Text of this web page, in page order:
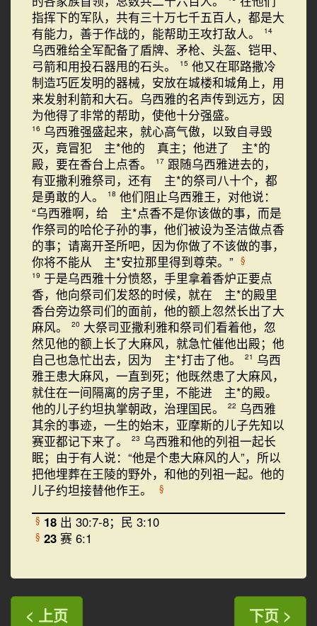
指挥下的军队，共有三十万七千五百人，都是大
有能力，善于作战的，能帮助王攻打敌人。
14
乌西雅给全军配备了盾牌、矛枪、头盔、铠甲、
弓箭和用投石器甩的石头。
15 他又在耶路撒冷
制造巧匠发明的器械，安放在城楼和城角上，用
来发射利箭和大石。乌西雅的名声传到远方，因
为他得了非常的帮助，使他十分强盛。
16 乌西雅强盛起来，就心高气傲，以致自寻毁
灭，竟冒犯 主*他的 真主；他进了 主*的
殿，要在香台上点香。
17 跟随乌西雅进去的，
有亚撒利雅祭司，还有 主*的祭司八十个，都
是勇敢的人。
18 他们阻止乌西雅王，对他说：
“乌西雅啊，给 主*点香不是你该做的事，而是
作祭司的哈伦子孙的事，他们被设为圣洁做点香
的事；请离开圣所吧，因为你做了不该做的事，
你将不能从 主*安拉那里得到尊荣。”
§
19 于是乌西雅十分愤怒，手里拿着香炉正要点
香，他向祭司们发怒的时候，就在 主*的殿里
香台旁边祭司们的面前，他的额上忽然长出了大
麻风。
20 大祭司亚撒利雅和祭司们看着他，忽
然见他的额上长了大麻风，就急忙催他出殿；他
自己也急忙出去，因为 主*打击了他。
21 乌西
雅王患大麻风，一直到死；他既然患了大麻风，
就住在一间隔离的房子里，不能进 主*的殿。
他的儿子约坦执掌朝政，治理国民。
22 乌西雅
其余的事迹，一生的始末，亚摩斯的儿子先知以
赛亚都记下来了。
23 乌西雅和他的列祖一起长
眠；由于有人说：“他是个患大麻风的人”，所以
把他埋葬在王陵的野外，和他的列祖一起。他的
儿子约坦接替他作王。
§
§ 18 出 30:7-8；民 3:10
§ 23 赛 6:1
< 上页 下页 >